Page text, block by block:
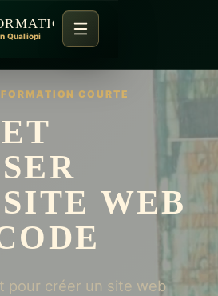
Qualiopi
FORMATION COURTE
WEB
pour créer un site web